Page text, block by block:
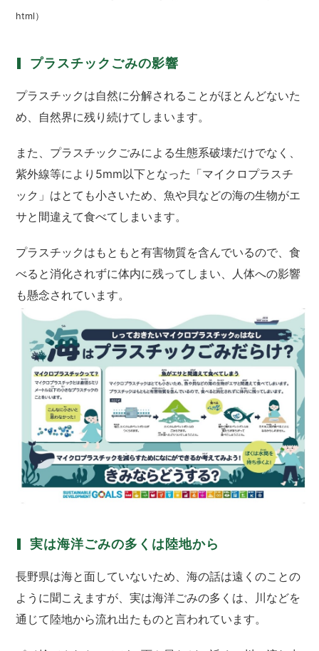
html）
プラスチックごみの影響
プラスチックは自然に分解されることがほとんどないた
め、自然界に残り続けてしまいます。
また、プラスチックごみによる生態系破壊だけでなく、
紫外線等により5mm以下となった「マイクロプラスチ
ック」はとても小さいため、魚や貝などの海の生物がエ
サと間違えて食べてしまいます。
プラスチックはもともと有害物質を含んでいるので、食
べると消化されずに体内に残ってしまい、人体への影響
も懸念されています。
実は海洋ごみの多くは陸地から
長野県は海と面していないため、海の話は遠くのことの
ように聞こえますが、実は海洋ごみの多くは、川などを
通じて陸地から流れ出たものと言われています。